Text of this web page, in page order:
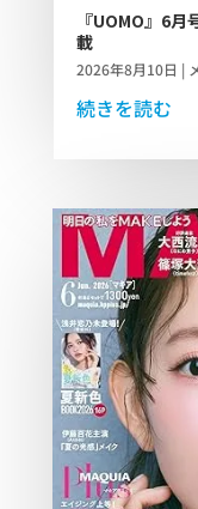
『UOMO』6
載
2026年8月10日 |
続きを読む